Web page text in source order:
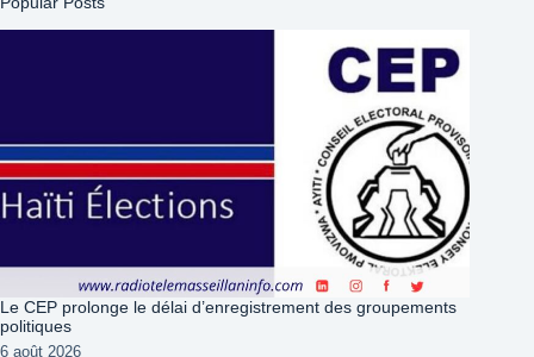
Le CEP prolonge le délai d’enregistrement des groupements
politiques
6 août 2026